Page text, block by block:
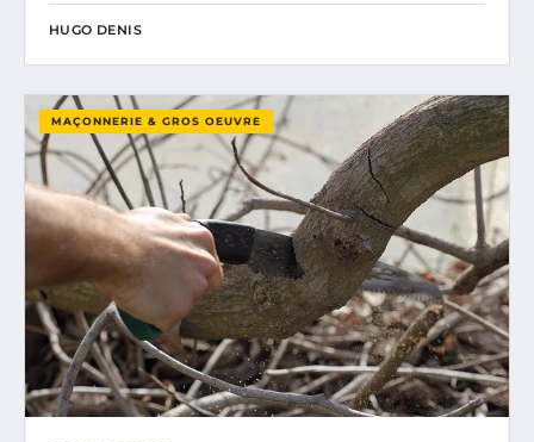
HUGO DENIS
MAÇONNERIE & GROS OEUVRE